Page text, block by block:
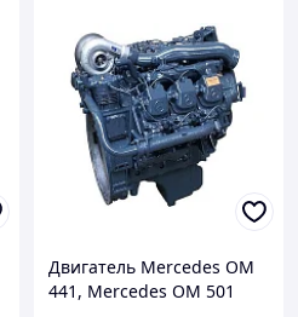
Двигатель Mercedes OM
441, Mercedes OM 501